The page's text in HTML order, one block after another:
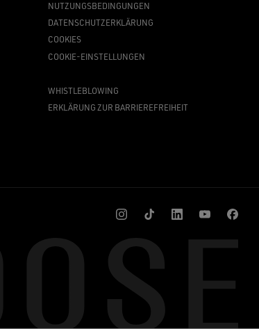
NUTZUNGSBEDINGUNGEN
DATENSCHUTZERKLÄRUNG
COOKIES
COOKIE-EINSTELLUNGEN
WHISTLEBLOWING
ERKLÄRUNG ZUR BARRIEREFREIHEIT